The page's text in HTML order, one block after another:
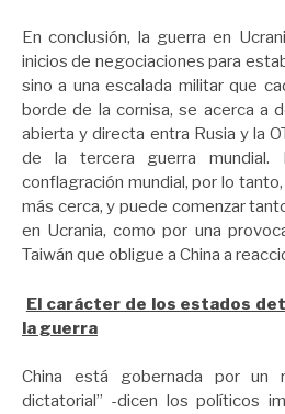
En conclusión, la guerra en
inicios de negociaciones para
sino a una escalada militar que
borde de la cornisa, se acerca a
abierta y directa entra Rusia y la
de la tercera guerra mundial.
conflagración mundial, por lo
más cerca, y puede comenzar
en Ucrania, como por una
Taiwán que obligue a China a
El carácter de los estados
la guerra
China está gobernada por un
dictatorial” -dicen los políticos